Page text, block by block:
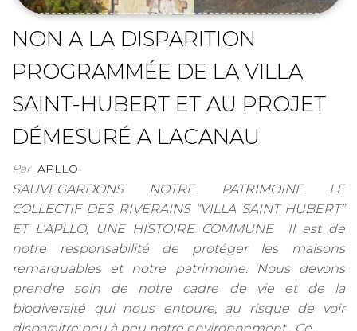
NON A LA DISPARITION
PROGRAMMÉE DE LA VILLA
SAINT-HUBERT ET AU PROJET
DÉMESURÉ A LACANAU
Par APLLO
SAUVEGARDONS NOTRE PATRIMOINE LE
COLLECTIF DES RIVERAINS “VILLA SAINT HUBERT”
ET L’APLLO, UNE HISTOIRE COMMUNE Il est de
notre responsabilité de protéger les maisons
remarquables et notre patrimoine. Nous devons
prendre soin de notre cadre de vie et de la
biodiversité qui nous entoure, au risque de voir